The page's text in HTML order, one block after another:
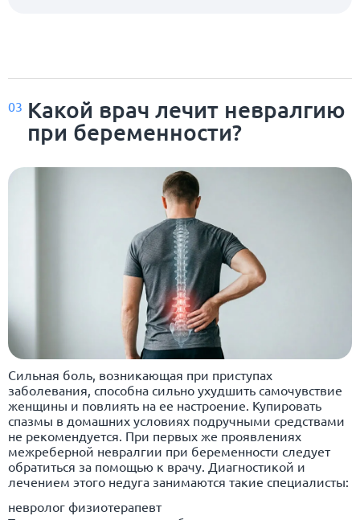
03 Какой врач лечит невралгию
при беременности?
Сильная боль, возникающая при приступах
заболевания, способна сильно ухудшить самочувствие
женщины и повлиять на ее настроение. Купировать
спазмы в домашних условиях подручными средствами
не рекомендуется. При первых же проявлениях
межреберной невралгии при беременности следует
обратиться за помощью к врачу. Диагностикой и
лечением этого недуга занимаются такие специалисты:
невролог физиотерапевт